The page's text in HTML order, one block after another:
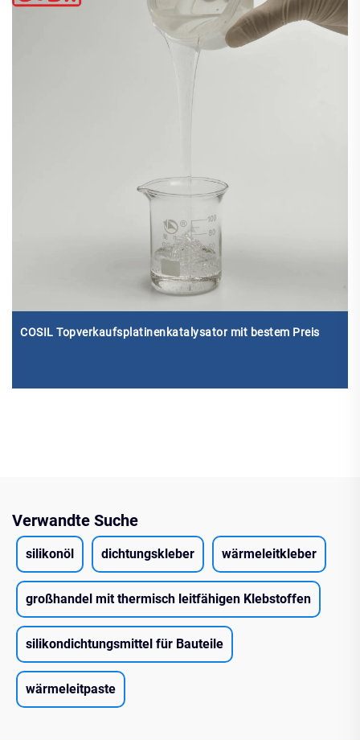
COSIL Topverkaufsplatinenkatalysator mit bestem Preis
Verwandte Suche
silikonöl dichtungskleber wärmeleitkleber
großhandel mit thermisch leitfähigen Klebstoffen
silikondichtungsmittel für Bauteile
wärmeleitpaste